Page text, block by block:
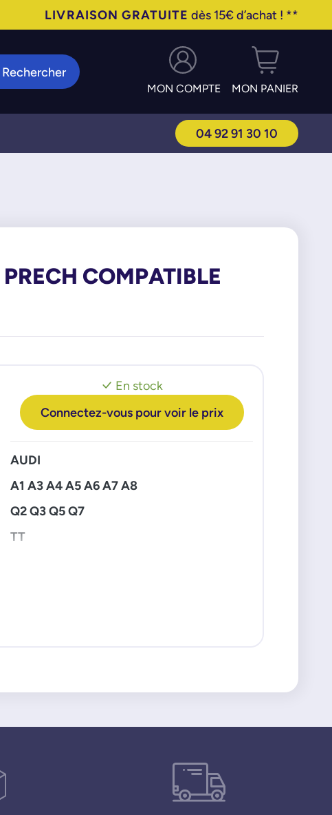
LIVRAISON GRATUITE dès 15€ d’achat ! **
Rechercher
MON COMPTE MON PANIER
04 92 91 30 10
COMPATIBLE
En stock
Connectez-vous pour voir le prix
AUDI
A1 A3 A4 A5 A6 A7 A8
Q2 Q3 Q5 Q7
TT
Caddy Alltrack Caddy 4 CC Crafter